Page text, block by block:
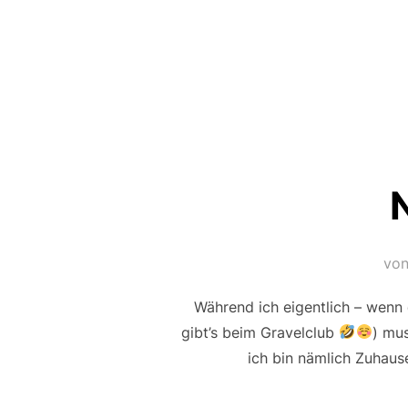
von
Während ich eigentlich –
gibt’s beim Gravelclub
)
ich bin nämlich